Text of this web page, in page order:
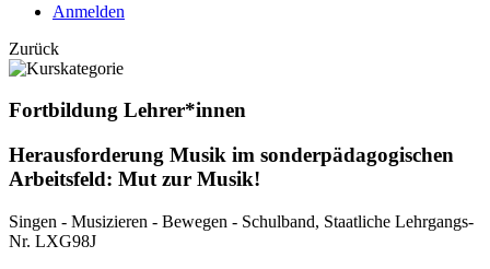
Anmelden
Zurück
Fortbildung Lehrer*innen
Herausforderung Musik im sonderpädagogischen
Arbeitsfeld: Mut zur Musik!
Singen - Musizieren - Bewegen - Schulband, Staatliche Lehrgangs-
Nr. LXG98J